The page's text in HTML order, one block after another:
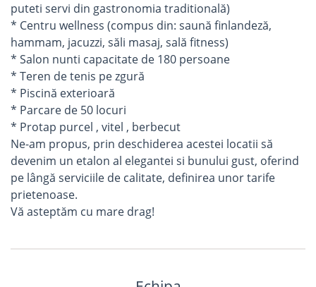
puteti servi din gastronomia traditională)
* Centru wellness (compus din: saună finlandeză,
hammam, jacuzzi, săli masaj, sală fitness)
* Salon nunti capacitate de 180 persoane
* Teren de tenis pe zgură
* Piscină exterioară
* Parcare de 50 locuri
* Protap purcel , vitel , berbecut
Ne-am propus, prin deschiderea acestei locatii să
devenim un etalon al elegantei si bunului gust, oferind
pe lângă serviciile de calitate, definirea unor tarife
prietenoase.
Vă asteptăm cu mare drag!